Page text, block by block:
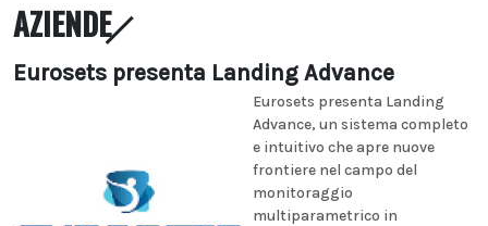
AZIENDE
Eurosets presenta Landing Advance
Eurosets presenta Landing
Advance, un sistema completo
e intuitivo che apre nuove
frontiere nel campo del
monitoraggio
multiparametrico in